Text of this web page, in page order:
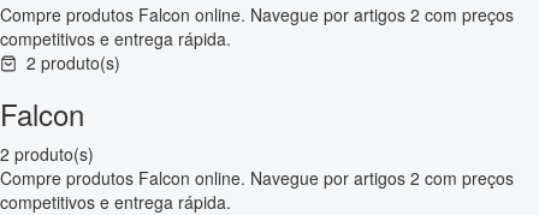
Compre produtos Falcon online. Navegue por artigos 2 com preços
competitivos e entrega rápida.
2 produto(s)
Falcon
2 produto(s)
Compre produtos Falcon online. Navegue por artigos 2 com preços
competitivos e entrega rápida.